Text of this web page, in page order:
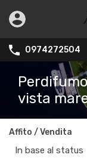
0974272504
vista
Affito / Vendita
In base al status